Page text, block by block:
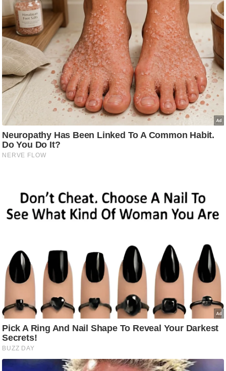
ल्म
स
मी
क्षा
B
r
e
a
k
i
n
g
ला
स्टा
ल
टे
क्नॉ
लॉ
जी
ब्यू
टी